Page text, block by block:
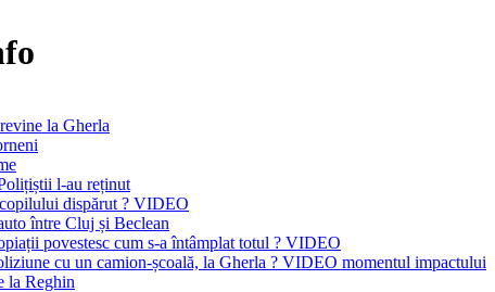
la Gherla
l-au reținut
dispărut ? VIDEO
între Cluj și Beclean
povestesc cum s-a întâmplat totul ? VIDEO
cu un camion-școală, la Gherla ? VIDEO momentul impactului
la Reghin